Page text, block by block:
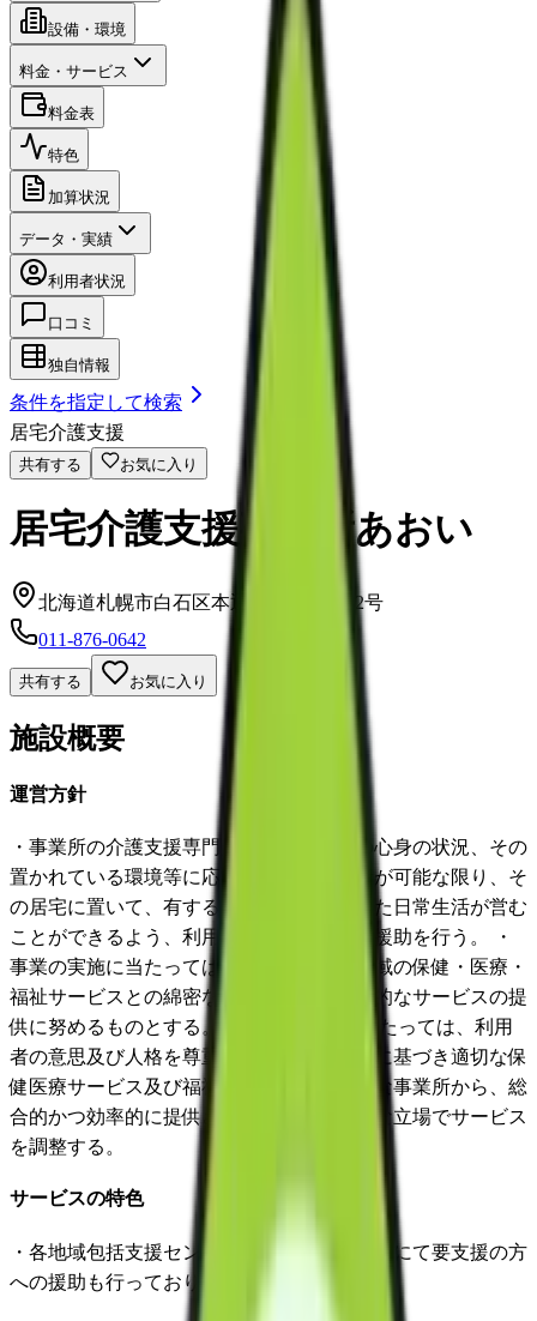
設備・環境
料金・サービス
料金表
特色
加算状況
データ・実績
利用者状況
口コミ
独自情報
条件を指定して検索
居宅介護支援
共有する お気に入り
居宅介護支援事業所あおい
北海道札幌市白石区本通4丁目南1番12号
011-876-0642
共有する お気に入り
施設概要
運営方針
・事業所の介護支援専門員等は、利用者の心身の状況、その
置かれている環境等に応じて、その利用者が可能な限り、そ
の居宅に置いて、有する能力に応じ自立した日常生活が営む
ことができるよう、利用者の立場に立って援助を行う。 ・
事業の実施に当たっては、関係市町村、地域の保健・医療・
福祉サービスとの綿密な連携を図り、総合的なサービスの提
供に努めるものとする。 ・事業の実施に当たっては、利用
者の意思及び人格を尊重し、利用者の選択に基づき適切な保
健医療サービス及び福祉サービスが、多様な事業所から、総
合的かつ効率的に提供されるよう中立公正な立場でサービス
を調整する。
サービスの特色
・各地域包括支援センターからの再委託業務にて要支援の方
への援助も行っております。